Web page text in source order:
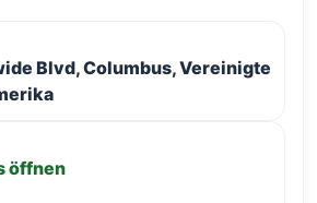
Blvd, Columbus, Vereinigte
öffnen